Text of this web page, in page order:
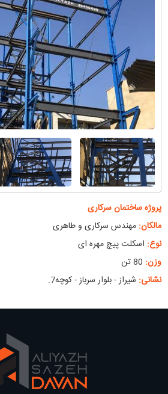
پروژه ساختمان سرکاری
مالکان:مهندس سرکاری و طاهری
نوع: اسکلت پیچ مهره ای
وزن: 80 تن
نشانی: شیراز - بلوار سرباز - کوچه7.